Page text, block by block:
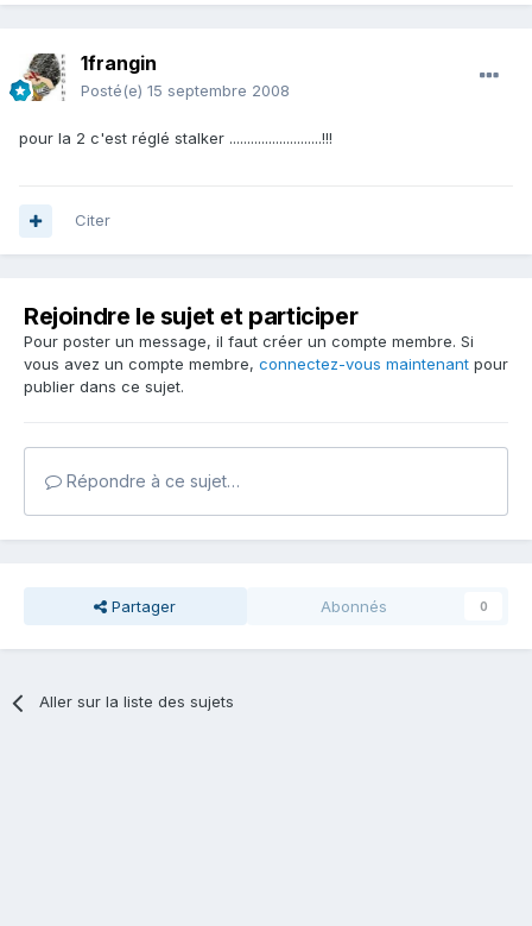
1frangin
Posté(e) 15 septembre 2008
pour la 2 c'est réglé stalker ..........................!!!
Citer
Rejoindre le sujet et participer
Pour poster un message, il faut créer un compte membre. Si
vous avez un compte membre, connectez-vous maintenant pour
publier dans ce sujet.
Répondre à ce sujet…
Partager Abonnés 0
Aller sur la liste des sujets